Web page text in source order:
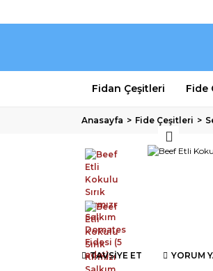
Fidan Çeşitleri Fide
Anasayfa Fide Çeşitleri
TAVSİYE ET YORUM